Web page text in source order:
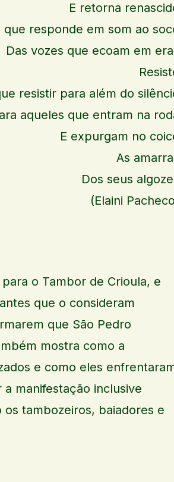
E retorna
que responde em som ao
Das vozes que ecoam em
resistir para além do
aqueles que entram na
E expurgam no
As
Dos seus
(Elaini
o Tambor de Crioula, e
que o consideram
que São Pedro
mostra como a
e como eles
manifestação inclusive
tambozeiros, baiadores e